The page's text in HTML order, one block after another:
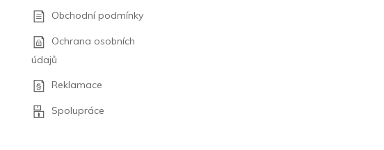
Obchodní podmínky
Ochrana osobních
údajů
Reklamace
Spolupráce